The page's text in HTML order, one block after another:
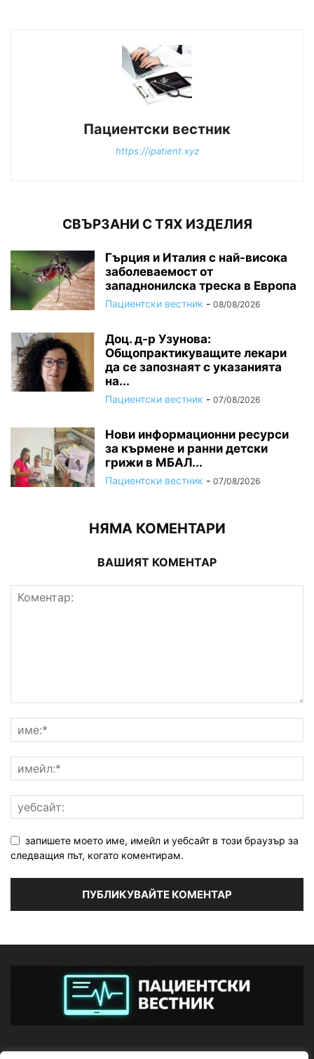
Пациентски вестник
https://ipatient.xyz
СВЪРЗАНИ С ТЯХ ИЗДЕЛИЯ
Гърция и Италия с най-висока
заболеваемост от
западнонилска треска в Европа
Пациентски вестник - 08/08/2026
Доц. д-р Узунова:
Общопрактикуващите лекари
да се запознаят с указанията
на...
Пациентски вестник - 07/08/2026
Нови информационни ресурси
за кърмене и ранни детски
грижи в МБАЛ...
Пациентски вестник - 07/08/2026
НЯМА КОМЕНТАРИ
ВАШИЯТ КОМЕНТАР
запишете моето име, имейл и уебсайт в този браузър за
следващия път, когато коментирам.